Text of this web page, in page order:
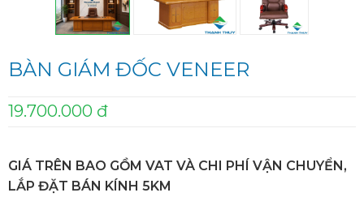
BÀN GIÁM ĐỐC VENEER
19.700.000 đ
GIÁ TRÊN BAO GỒM VAT VÀ CHI PHÍ VẬN CHUYỂN,
LẮP ĐẶT BÁN KÍNH 5KM